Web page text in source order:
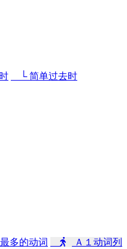
└ 简单过去时
多的动词
Ａ１动词列